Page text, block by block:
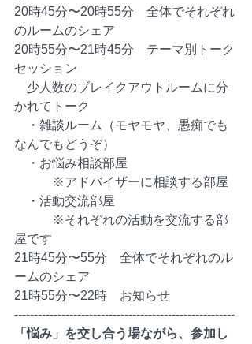
20時45分〜20時55分　全体でそれぞれ
のルームのシェア
20時55分〜21時45分　テーマ別トーク
セッション
少人数のブレイクアウトルームに分
かれてトーク
・雑談ルーム（モヤモヤ、愚痴でも
なんでもどうぞ）
・お悩み相談部屋
※アドバイザーに相談する部屋
・活動交流部屋
※それぞれの活動を交流する部
屋です
21時45分〜55分　全体でそれぞれのル
ームのシェア
21時55分〜22時　お知らせ
--------------------------------------------------------
「悩み」を交し合う場ながら、参加し